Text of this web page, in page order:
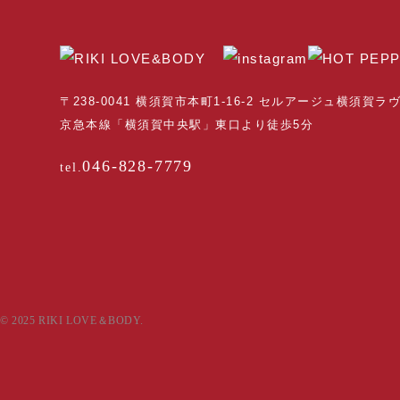
〒238-0041 横須賀市本町1-16-2 セルアージュ横須賀ラ
京急本線「横須賀中央駅」東口より徒歩5分
046-828-7779
© 2025 RIKI LOVE＆BODY.